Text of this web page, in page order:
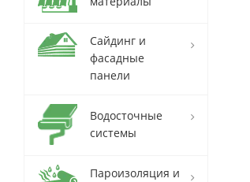
Сайдинг и
фасадные
панели
Водосточные
системы
Пароизоляция и